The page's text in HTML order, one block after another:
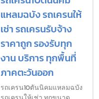
แหลมฉบัง รถเครนให้
เช่า รถเครนรับจ้าง
ราคาถูก รองรับทุก
งาน บริการ ทุกพื้นที่
ภาคตะวันออก
รถเครน10ตันนิคมแหลมฉบัง